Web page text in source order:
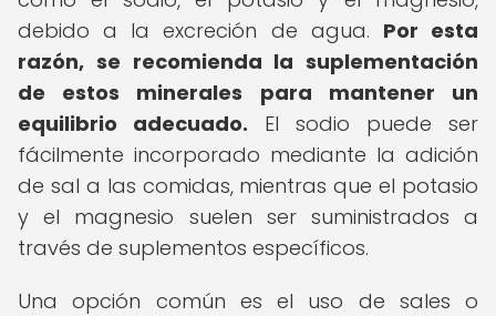
debido a la excreción de agua. Por esta
razón, se recomienda la suplementación
de estos minerales para mantener un
equilibrio adecuado. El sodio puede ser
fácilmente incorporado mediante la adición
de sal a las comidas, mientras que el potasio
y el magnesio suelen ser suministrados a
través de suplementos específicos.
Una opción común es el uso de sales o